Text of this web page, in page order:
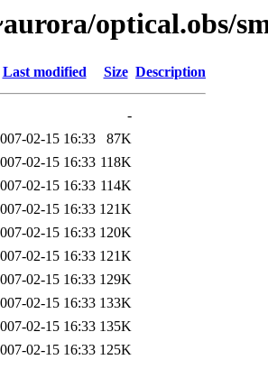
optical.obs/
Last modified Size Description
-
02-15 16:33
87K
02-15 16:33 118K
02-15 16:33 114K
02-15 16:33 121K
02-15 16:33 120K
02-15 16:33 121K
02-15 16:33 129K
02-15 16:33 133K
02-15 16:33 135K
02-15 16:33 125K